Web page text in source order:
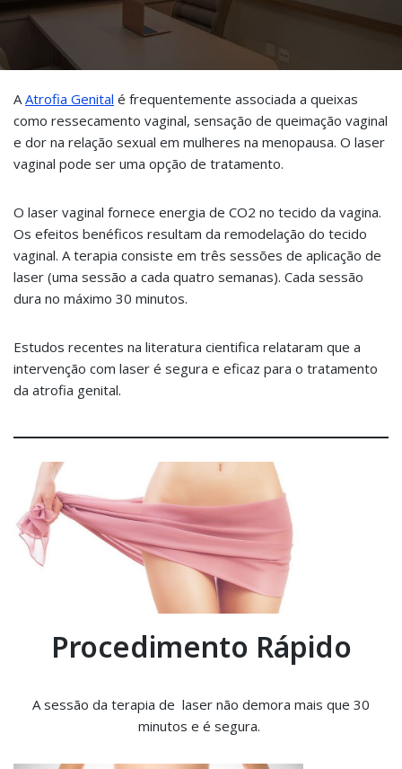
AAtrofia Genital é frequentemente associada a queixas
como ressecamento vaginal, sensação de queimação vaginal
e dor na relação sexual em mulheres na menopausa. O laser
vaginal pode ser uma opção de tratamento.
O laser vaginal fornece energia de CO2 no tecido da vagina.
Os efeitos benéficos resultam da remodelação do tecido
vaginal. A terapia consiste em três sessões de aplicação de
laser (uma sessão a cada quatro semanas). Cada sessão
dura no máximo 30 minutos.
Estudos recentes na literatura cientifica relataram que a
intervenção com laser é segura e eficaz para o tratamento
da atrofia genital.
Procedimento Rápido
A sessão da terapia de laser não demora mais que 30
minutos e é segura.